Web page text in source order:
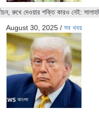
রুখে দেওয়ার শক্তি কারও নেই:
August 30, 2025 / সব খবর